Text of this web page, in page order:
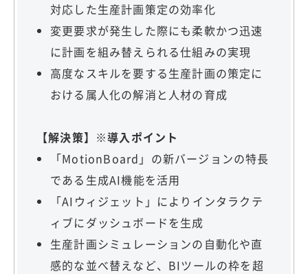
対応した生産計画策定の効率化
変更要求が発生した際にも柔軟かつ迅速
に計画を組み替えられる仕組みの実現
高度なスキルを要する生産計画の策定に
おける属人化の解消と人材の育成
【解決策】※導入ポイント
「MotionBoard」の新バージョンの特長
である生成AI機能を活用
「AIウィジェット」によりインタラクテ
ィブにダッシュボードを生成
生産計画シミュレーションの自動化や直
感的な並べ替えなど、BIツールの枠を超